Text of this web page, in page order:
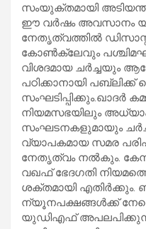
സംയുക്തമായി
ഈ വര്‍ഷം അവസാനം
നേതൃത്വത്തില്‍
കോണ്‍ക്ലേവും
വിശദമായ ചര്‍ച്ചയും
പഠിക്കാനായി
സംഘടിപ്പിക്കും.ഖാദര്‍
നിയമസഭയിലും
സംഘടനകളുമായും
വ്യാപകമായ സമര
നേതൃത്വം നല്‍കും.
വഖഫ് ഭേദഗതി
ശക്തമായി എതിര്‍ക്കും.
ന്യൂനപക്ഷങ്ങള്‍ക്ക്
യുഡിഎഫ്